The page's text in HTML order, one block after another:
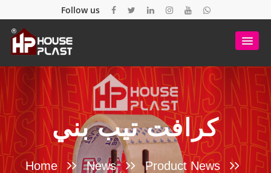
Follow us
كرافت تيب بني
Home News Product News